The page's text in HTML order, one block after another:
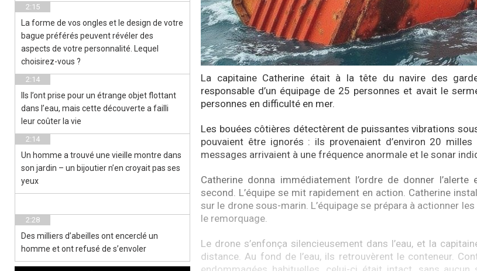
La capitaine Catherine était à la tête du navire des
responsable d’un équipage de 25 personnes et avait le
personnes en difficulté en mer.
Les bouées côtières détectèrent de puissantes vibrations
pouvaient être ignorés : ils provenaient d’environ 20
messages arrivaient à une fréquence anormale et le sonar
Catherine donna immédiatement l’ordre de donner
second. L’équipe se mit rapidement en action. Catherine
sur le drone sous-marin. L’équipage se prépara à actionner
le remorquage.
Le drone s’enfonça silencieusement dans l’eau, et la
distance. Au fond de l’eau, ils retrouvèrent le conteneur.
2:15
La forme de vos ongles et le design de votre
bague préférés peuvent révéler des
aspects de votre personnalité. Lequel
choisirez-vous ?
2:14
Ils l’ont prise pour un étrange objet flottant
dans l’eau, mais cette découverte a failli
leur coûter la vie
2:14
Un homme a trouvé une vieille montre dans
son jardin – un bijoutier n’en croyait pas ses
yeux
2:28
Des milliers d’abeilles ont encerclé un
homme et ont refusé de s’envoler